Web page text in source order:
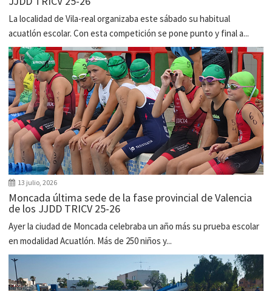
La localidad de Vila-real organizaba este sábado su habitual
acuatlón escolar. Con esta competición se pone punto y final a...
13 julio, 2026
Moncada última sede de la fase provincial de Valencia
de los JJDD TRICV 25-26
Ayer la ciudad de Moncada celebraba un año más su prueba escolar
en modalidad Acuatlón. Más de 250 niños y...